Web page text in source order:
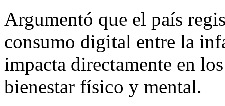
Argumentó que el país
consumo digital entre la
impacta directamente en
bienestar físico y mental.